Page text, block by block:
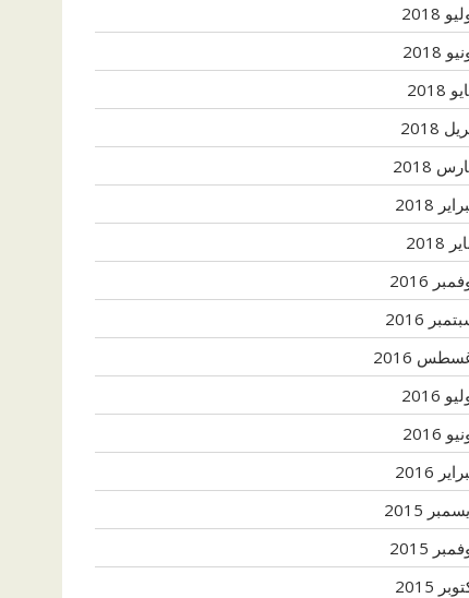
2018
2018
2018
2018
2018
2018
2018
2016
2016
2016
2016
2016
2016
2015
2015
2015